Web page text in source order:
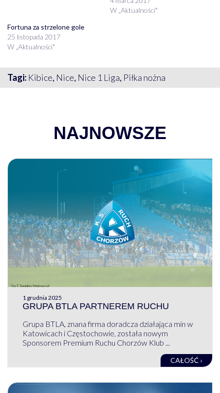
W „Aktualności"
Fortuna za strzelone gole
25 listopada 2017
W „Aktualności"
Tagi: Kibice, Nice, Nice 1 Liga, Piłka nożna
NAJNOWSZE
1 grudnia 2025
GRUPA BTLA PARTNEREM RUCHU
Grupa BTLA, znana firma doradcza działająca min w
Katowicach i Częstochowie, została nowym
Sponsorem Premium Ruchu Chorzów Klub ...
CAŁOŚĆ ›